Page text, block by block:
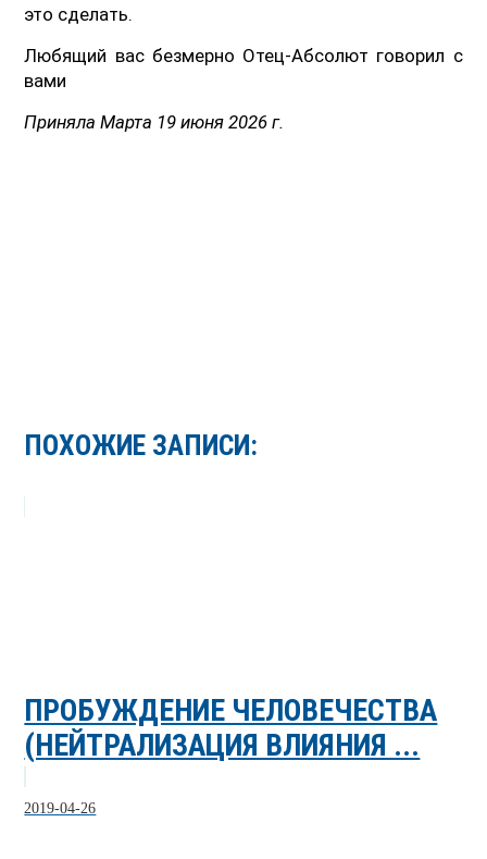
это сделать.
Любящий вас безмерно Отец-Абсолют говорил с
вами
Приняла Марта 19 июня 2026 г.
ПОХОЖИЕ ЗАПИСИ:
ПРОБУЖДЕНИЕ ЧЕЛОВЕЧЕСТВА
(НЕЙТРАЛИЗАЦИЯ ВЛИЯНИЯ ...
2019-04-26